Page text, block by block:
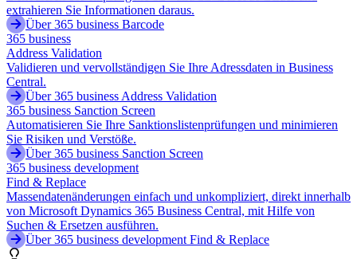
extrahieren Sie Informationen daraus.
Über 365 business Barcode
365 business
Address Validation
Validieren und vervollständigen Sie Ihre Adressdaten in Business
Central.
Über 365 business Address Validation
365 business Sanction Screen
Automatisieren Sie Ihre Sanktionslistenprüfungen und minimieren
Sie Risiken und Verstöße.
Über 365 business Sanction Screen
365 business development
Find & Replace
Massendatenänderungen einfach und unkompliziert, direkt innerhalb
von Microsoft Dynamics 365 Business Central, mit Hilfe von
Suchen & Ersetzen ausführen.
Über 365 business development Find & Replace